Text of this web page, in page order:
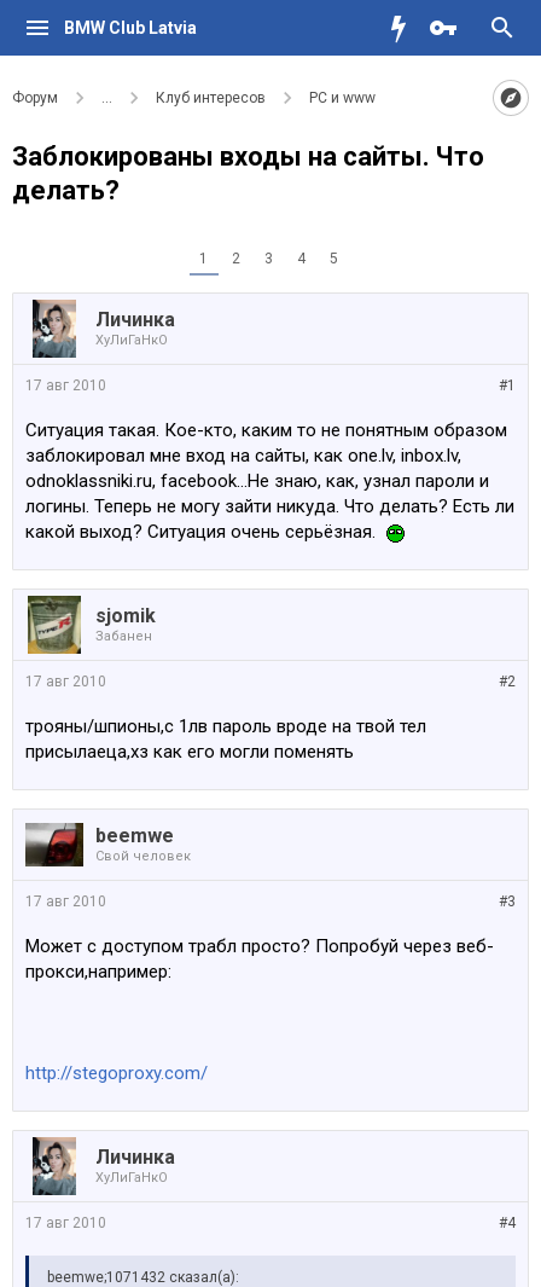
BMW Club Latvia
Форум ... Клуб интересов PC и www
Заблокированы входы на сайты. Что
делать?
1 2 3 4 5
Личинка
ХуЛиГаНкО
#1
17 авг 2010
Ситуация такая. Кое-кто, каким то не понятным образом
заблокировал мне вход на сайты, как one.lv, inbox.lv,
odnoklassniki.ru, facebook...Не знаю, как, узнал пароли и
логины. Теперь не могу зайти никуда. Что делать? Есть ли
какой выход? Ситуация очень серьёзная.
sjomik
Забанен
#2
17 авг 2010
трояны/шпионы,с 1лв пароль вроде на твой тел
присылаеца,хз как его могли поменять
beemwe
Свой человек
#3
17 авг 2010
Может с доступом трабл просто? Попробуй через веб-
прокси,например:
http://stegoproxy.com/
Личинка
ХуЛиГаНкО
#4
17 авг 2010
beemwe;1071432 сказал(а):